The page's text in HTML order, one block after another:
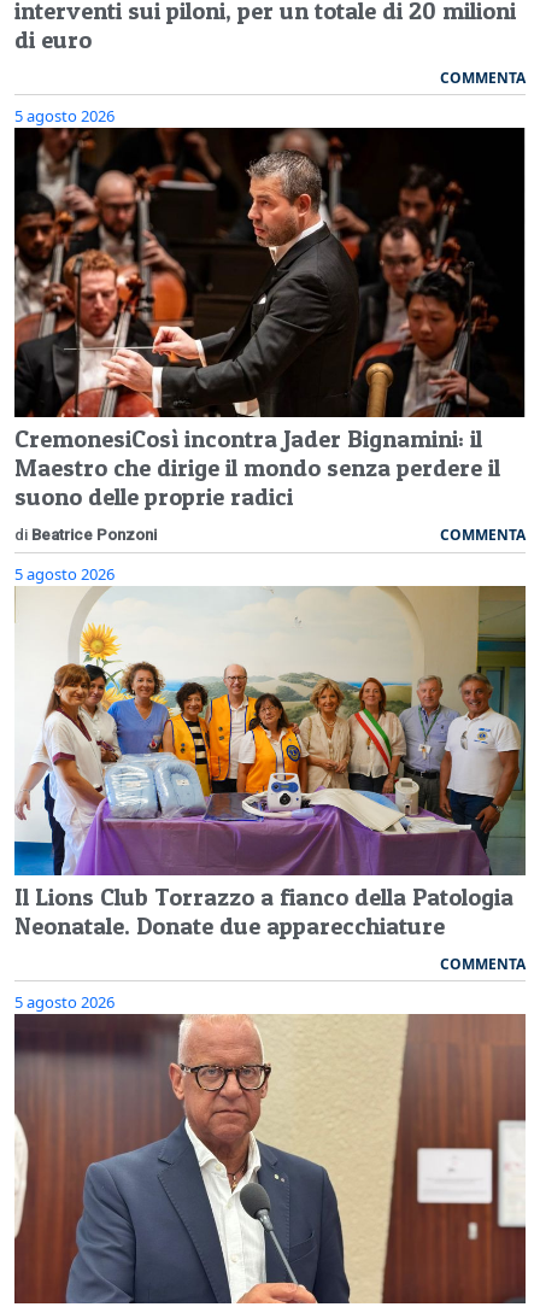
interventi sui piloni, per un totale di 20 milioni
di euro
COMMENTA
5 agosto 2026
CremonesiCosì incontra Jader Bignamini: il
Maestro che dirige il mondo senza perdere il
suono delle proprie radici
di Beatrice Ponzoni COMMENTA
5 agosto 2026
Il Lions Club Torrazzo a fianco della Patologia
Neonatale. Donate due apparecchiature
COMMENTA
5 agosto 2026